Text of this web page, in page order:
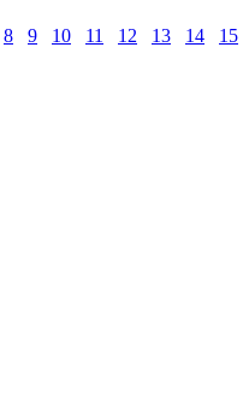
8 9 10 11 12 13 14
15